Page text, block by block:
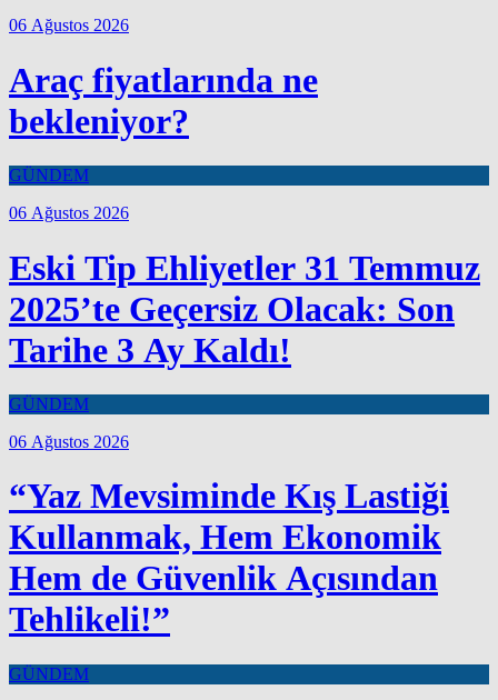
06 Ağustos 2026
Araç fiyatlarında ne
bekleniyor?
GÜNDEM
06 Ağustos 2026
Eski Tip Ehliyetler 31 Temmuz
2025’te Geçersiz Olacak: Son
Tarihe 3 Ay Kaldı!
GÜNDEM
06 Ağustos 2026
“Yaz Mevsiminde Kış Lastiği
Kullanmak, Hem Ekonomik
Hem de Güvenlik Açısından
Tehlikeli!”
GÜNDEM